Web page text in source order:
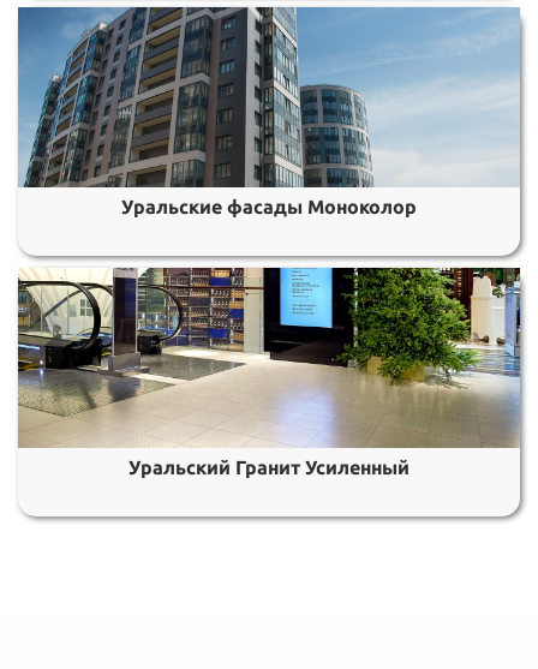
Уральские фасады Моноколор
Уральский Гранит Усиленный